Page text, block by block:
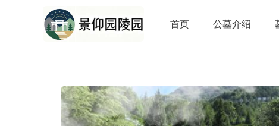
首页 公墓介绍